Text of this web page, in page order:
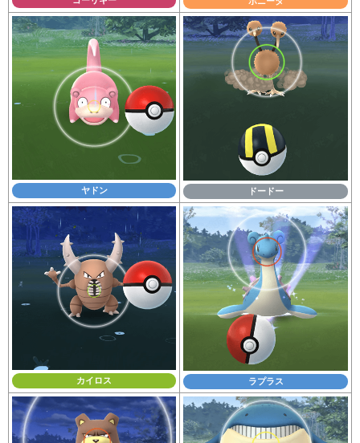
ヤドン ドードー
カイロス ラプラス